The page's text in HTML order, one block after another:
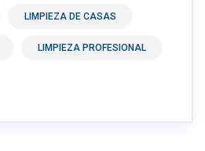
LIMPIEZA DE CASAS
LIMPIEZA PROFESIONAL